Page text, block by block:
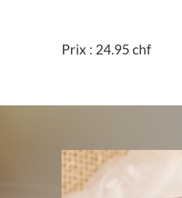
Prix : 24.95 chf